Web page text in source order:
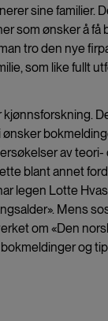
sine familier.
som ønsker å
tro den nye
som like fullt
av
blant annet
legen Lotte
Mens
om «Den
og